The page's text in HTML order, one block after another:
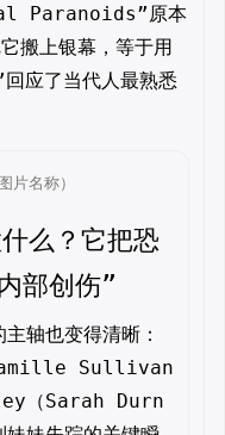
Paranoids”原本
搬上银幕，等于用
应了当代人最熟悉
片名称）
么？它把恐
部创伤”
轴也变得清晰：
Camille Sullivan
（Sarah Durn